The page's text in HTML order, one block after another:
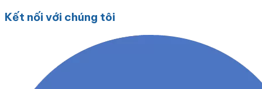
Kết nối với chúng tôi